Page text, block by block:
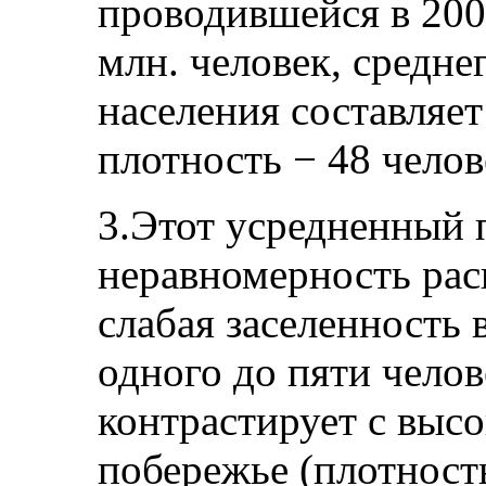
проводившейся в
млн. человек,
населения
плотность − 48
3.Этот усредненный
неравномерность
слабая
одного до пяти
контрастирует с
побережье